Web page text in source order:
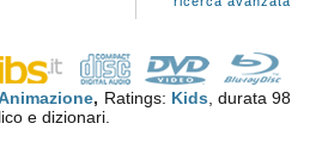
, Ratings: Kids , durata 98
e dizionari.